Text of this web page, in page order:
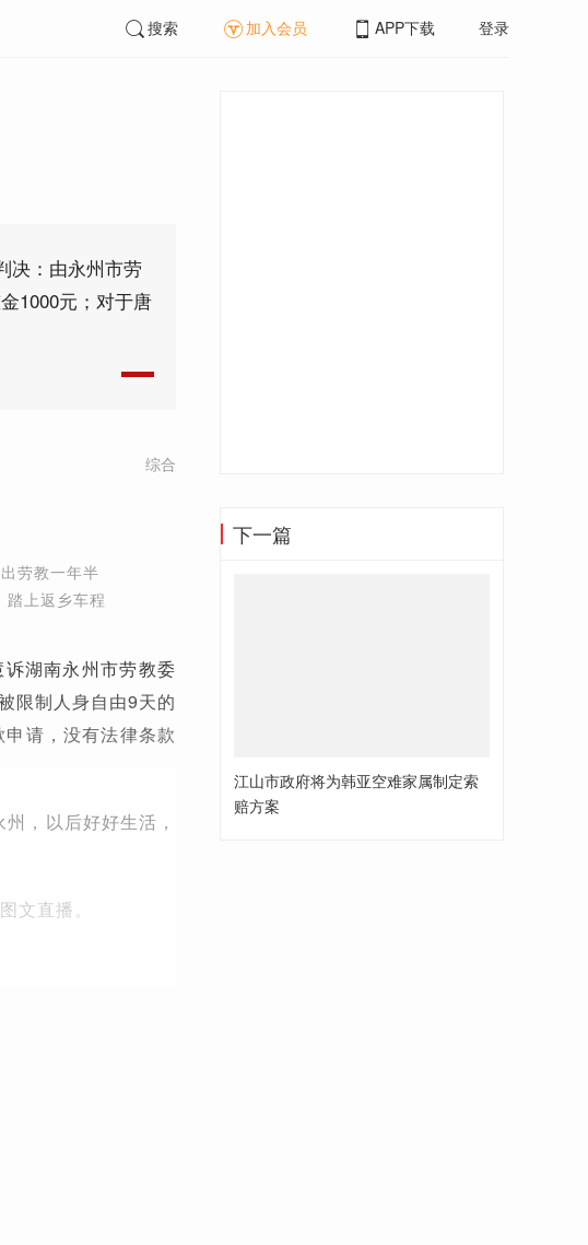
搜索 加入会员 APP下载 登录
决：由永州市劳
1000元；对于唐
综合
劳教一年半
上返乡车程
湖南永州市劳教委
限制人身自由9天的
请，没有法律条款
，以后好好生活，
文直播。
下一篇
江山市政府将为韩亚空难家属制定索
赔方案